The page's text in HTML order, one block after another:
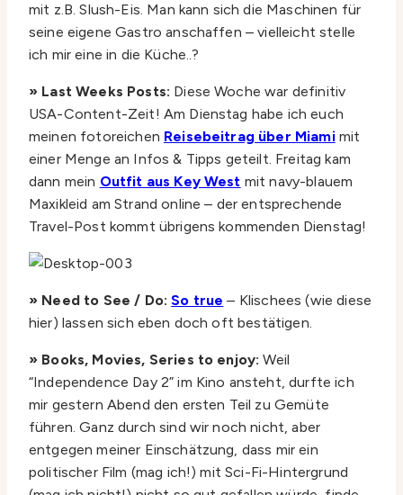
mit z.B. Slush-Eis. Man kann sich die Maschinen für
seine eigene Gastro anschaffen – vielleicht stelle
ich mir eine in die Küche..?
» Last Weeks Posts: Diese Woche war definitiv
USA-Content-Zeit! Am Dienstag habe ich euch
meinen fotoreichen Reisebeitrag über Miamimit
einer Menge an Infos & Tipps geteilt. Freitag kam
dann mein Outfit aus Key West mit navy-blauem
Maxikleid am Strand online – der entsprechende
Travel-Post kommt übrigens kommenden Dienstag!
» Need to See / Do:So true – Klischees (wie diese
hier) lassen sich eben doch oft bestätigen.
» Books, Movies, Series to enjoy:Weil
“Independence Day 2” im Kino ansteht, durfte ich
mir gestern Abend den ersten Teil zu Gemüte
führen. Ganz durch sind wir noch nicht, aber
entgegen meiner Einschätzung, dass mir ein
politischer Film (mag ich!) mit Sci-Fi-Hintergrund